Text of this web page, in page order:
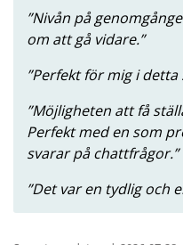
Nivån på
om att gå vidare.
Perfekt för mig i detta
Möjligheten att få
Perfekt med en som
svarar på chattfrågor.
Det var en tydlig och